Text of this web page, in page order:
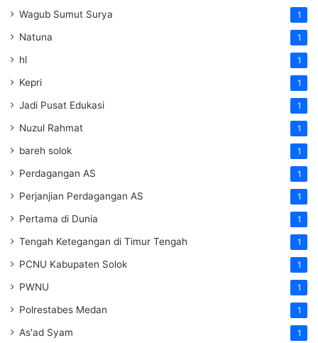
Wagub Sumut Surya 1
Natuna 1
hl 1
Kepri 1
Jadi Pusat Edukasi 1
Nuzul Rahmat 1
bareh solok 1
Perdagangan AS 1
Perjanjian Perdagangan AS 1
Pertama di Dunia 1
Tengah Ketegangan di Timur Tengah 1
PCNU Kabupaten Solok 1
PWNU 1
Polrestabes Medan 1
As'ad Syam 1